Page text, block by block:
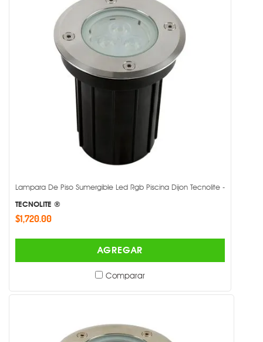
Lampara De Piso Sumergible Led Rgb Piscina Dijon Tecnolite -
TECNOLITE ®
$1,720.00
AGREGAR
Comparar